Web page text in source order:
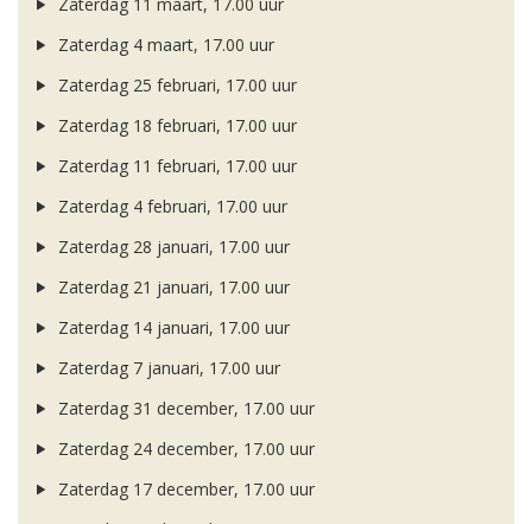
Zaterdag 11 maart, 17.00 uur
Zaterdag 4 maart, 17.00 uur
Zaterdag 25 februari, 17.00 uur
Zaterdag 18 februari, 17.00 uur
Zaterdag 11 februari, 17.00 uur
Zaterdag 4 februari, 17.00 uur
Zaterdag 28 januari, 17.00 uur
Zaterdag 21 januari, 17.00 uur
Zaterdag 14 januari, 17.00 uur
Zaterdag 7 januari, 17.00 uur
Zaterdag 31 december, 17.00 uur
Zaterdag 24 december, 17.00 uur
Zaterdag 17 december, 17.00 uur